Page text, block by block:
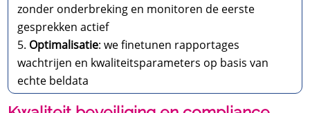
zonder onderbreking en monitoren de eerste
gesprekken actief
Optimalisatie: we finetunen rapportages
wachtrijen en kwaliteitsparameters op basis van
echte beldata